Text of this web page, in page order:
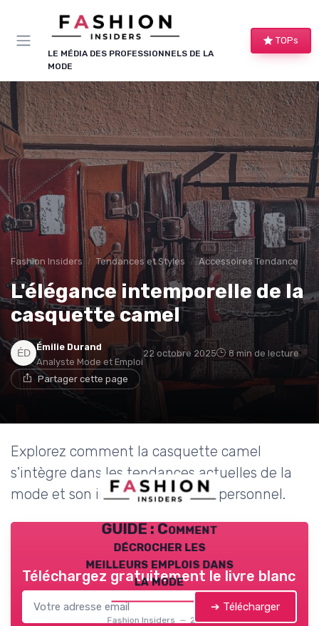
LE MÉDIA DES PROFESSIONNELS DE LA
MODE
TOPs
Fashion Insiders Tendances et Styles Accessoires Tendance
L'élégance intemporelle de la
casquette camel
Émilie Durand
Analyste Mode et Emploi
22 octobre 2025 8 min de lecture
Partager cette page
Explorez comment la casquette camel
s'intègre dans les tendances actuelles de la
mode et son impact sur le style personnel.
GUIDE : Comment
décrocher les
meilleurs emplois dans
la mode
Fashion Insiders — 2026
Téléchargez gratuitement le livre blanc
➔ Télécharger